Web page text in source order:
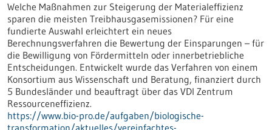
Welche Maßnahmen zur Steigerung der Materialeffizienz
sparen die meisten Treibhausgasemissionen? Für eine
fundierte Auswahl erleichtert ein neues
Berechnungsverfahren die Bewertung der Einsparungen – für
die Bewilligung von Fördermitteln oder innerbetriebliche
Entscheidungen. Entwickelt wurde das Verfahren von einem
Konsortium aus Wissenschaft und Beratung, finanziert durch
5 Bundesländer und beauftragt über das VDI Zentrum
Ressourceneffizienz.
https://www.bio-pro.de/aufgaben/biologische-
transformation/aktuelles/vereinfachtes-